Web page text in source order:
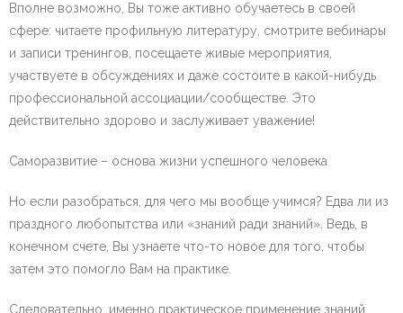
Вполне возможно, Вы тоже активно обучаетесь в своей
сфере: читаете профильную литературу, смотрите вебинары
и записи тренингов, посещаете живые мероприятия,
участвуете в обсуждениях и даже состоите в какой-нибудь
профессиональной ассоциации/сообществе. Это
действительно здорово и заслуживает уважение!
Саморазвитие – основа жизни успешного человека
Но если разобраться, для чего мы вообще учимся? Едва ли из
праздного любопытства или «знаний ради знаний». Ведь, в
конечном счете, Вы узнаете что-то новое для того, чтобы
затем это помогло Вам на практике.
Следовательно, именно практическое применение знаний